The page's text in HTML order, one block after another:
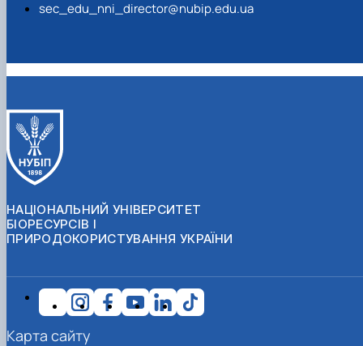
sec_edu_nni_director@nubip.edu.ua
НАЦІОНАЛЬНИЙ УНІВЕРСИТЕТ
БІОРЕСУРСІВ І
ПРИРОДОКОРИСТУВАННЯ УКРАЇНИ
Карта сайту